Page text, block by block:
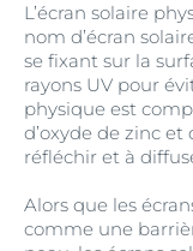
L’écran solaire
nom d’écran
se fixant sur la
rayons UV pour
physique est
d’oxyde de zinc
réfléchir et à
Alors que les
comme une